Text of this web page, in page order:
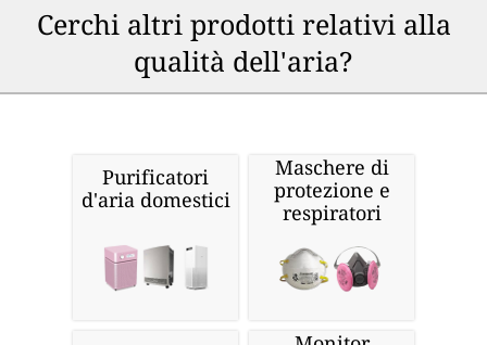
Cerchi altri prodotti relativi alla
qualità dell'aria?
Purificatori
d'aria domestici
Maschere di
protezione e
respiratori